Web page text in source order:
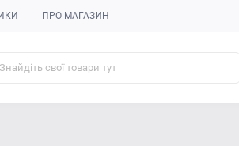
ПРО МАГАЗИН